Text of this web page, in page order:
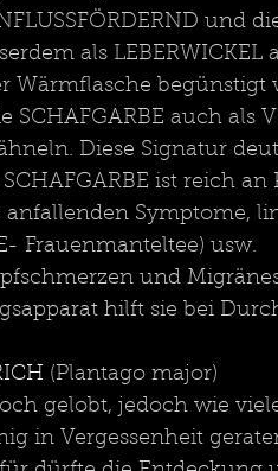
und
als
Wärmflasche begünstigt
SCHAFGARBE auch als
Diese Signatur
ist reich
anfallenden Symptome,
Frauenmanteltee) usw.
und
hilft sie bei
(Plantago major)
gelobt, jedoch wie
in Vergessenheit